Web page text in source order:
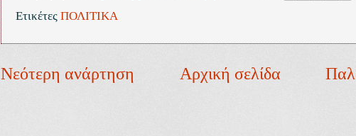
Ετικέτες ΠΟΛΙΤΙΚΑ
Νεότερη ανάρτηση Αρχική σελίδα